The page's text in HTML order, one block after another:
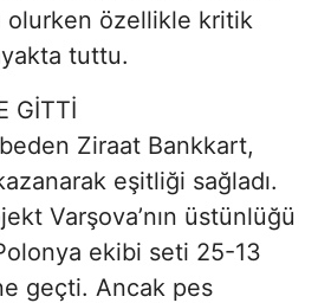
olurken özellikle kritik
tuttu.
GİTTİ
Ziraat Bankkart,
eşitliği sağladı.
Varşova’nın üstünlüğü
ekibi seti 25-13
geçti. Ancak pes